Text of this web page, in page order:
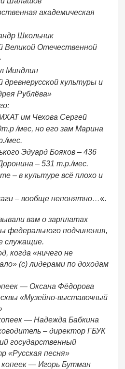
академическая
Школьник
Великой Отечественной
Миндлин
культуры и
Рублёва»
им Чехова Сергей
/мес, но его зам Марина
мес.
Эдуард Бояков – 436
– 531 т.р./мес.
– в культуре всё плохо и
– вообще непонятно…«.
вам о зарплатах
федерального подчинения,
служащие.
когда «ничего не
(с) лидерами по доходам
— Оксана Фёдорова
«Музейно-выставочный
— Надежда Бабкина
– директор ГБУК
государственный
«Русская песня»
копеек — Игорь Бутман